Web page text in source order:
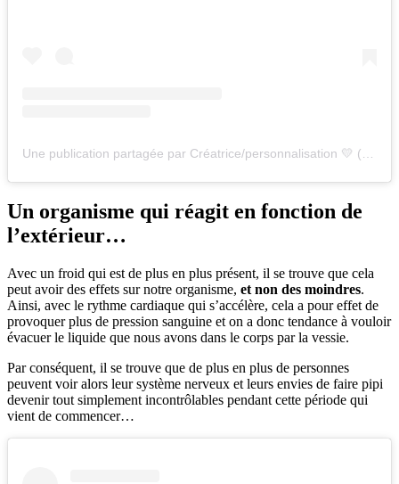
Un organisme qui réagit en fonction de
l’extérieur…
Avec un froid qui est de plus en plus présent, il se trouve que cela
peut avoir des effets sur notre organisme, et non des moindres.
Ainsi, avec le rythme cardiaque qui s’accélère, cela a pour effet de
provoquer plus de pression sanguine et on a donc tendance à vouloir
évacuer le liquide que nous avons dans le corps par la vessie.
Par conséquent, il se trouve que de plus en plus de personnes
peuvent voir alors leur système nerveux et leurs envies de faire pipi
devenir tout simplement incontrôlables pendant cette période qui
vient de commencer…